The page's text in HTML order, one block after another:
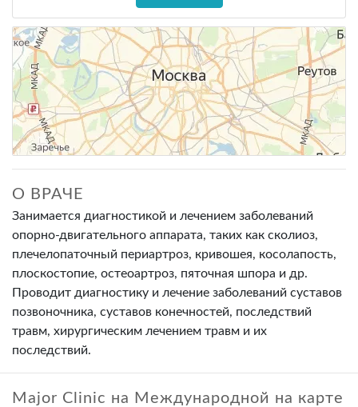
О ВРАЧЕ
Занимается диагностикой и лечением заболеваний
опорно-двигательного аппарата, таких как сколиоз,
плечелопаточный периартроз, кривошея, косолапость,
плоскостопие, остеоартроз, пяточная шпора и др.
Проводит диагностику и лечение заболеваний суставов
позвоночника, суставов конечностей, последствий
травм, хирургическим лечением травм и их
последствий.
Major Clinic на Международной на карте